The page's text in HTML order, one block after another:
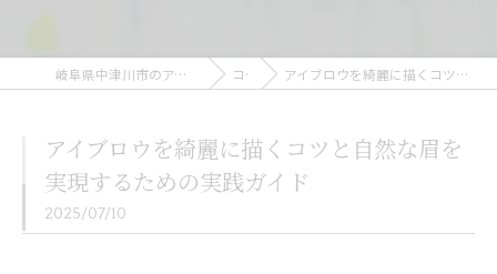
岐阜県中津川市のアイブロウならTreat by nailbrows コラム アイブロウを綺麗に描くコツと自然な眉を実現するための実践ガイド
アイブロウを綺麗に描くコツと自然な眉を
実現するための実践ガイド
2025/07/10